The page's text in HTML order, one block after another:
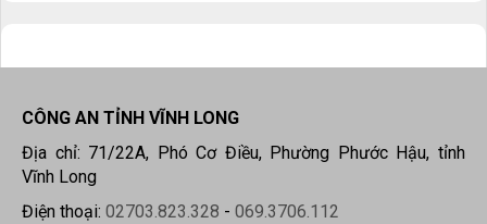
CÔNG AN TỈNH VĨNH LONG
Địa chỉ: 71/22A, Phó Cơ Điều, Phường Phước Hậu, tỉnh
Vĩnh Long
Điện thoại: 02703.823.328 - 069.3706.112